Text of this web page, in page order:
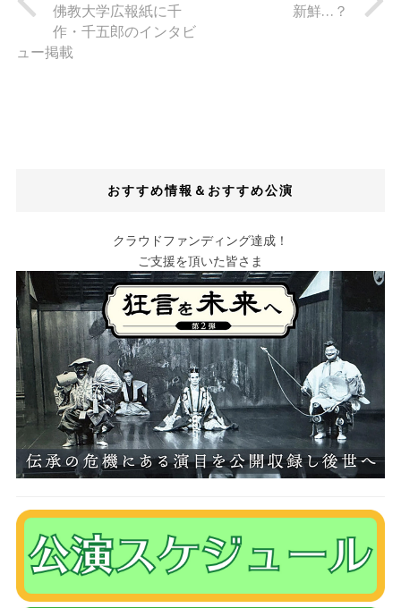
佛教大学広報紙に千
作・千五郎のインタビ
ュー掲載
新鮮…？
おすすめ情報＆おすすめ公演
クラウドファンディング達成！
ご支援を頂いた皆さま